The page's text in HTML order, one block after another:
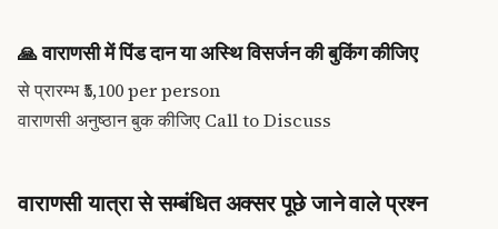
🙏वाराणसी में पिंड दान या अस्थि विसर्जन की बुकिंग कीजिए
से प्रारम्भ ₹5,100per person
वाराणसी अनुष्ठान बुक कीजिए Call to Discuss
वाराणसी यात्रा से सम्बंधित अक्सर पूछे जाने वाले प्रश्न